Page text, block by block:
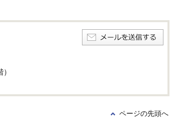
ページの先頭へ